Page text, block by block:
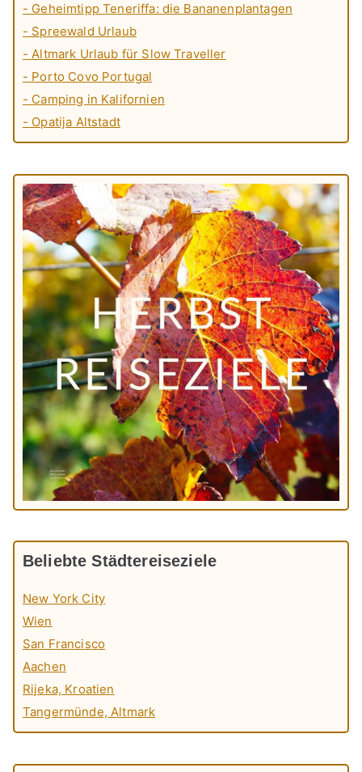
- Geheimtipp Teneriffa: die Bananenplantagen
- Spreewald Urlaub
- Altmark Urlaub für Slow Traveller
- Porto Covo Portugal
- Camping in Kalifornien
- Opatija Altstadt
Beliebte Städtereiseziele
New York City
Wien
San Francisco
Aachen
Rijeka, Kroatien
Tangermünde, Altmark